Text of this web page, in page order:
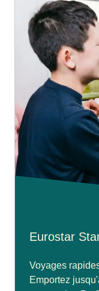
Eurostar
Voyages
Emportez